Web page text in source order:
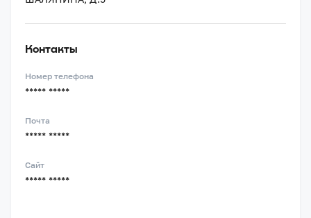
Контакты
Номер телефона
***** *****
Почта
***** *****
Сайт
***** *****